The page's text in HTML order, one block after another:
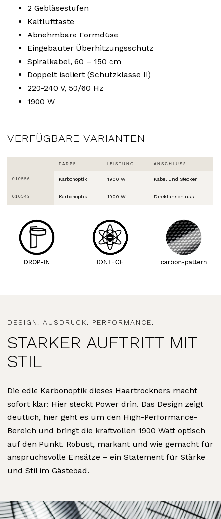
2 Gebläsestufen
Kaltlufttaste
Abnehmbare Formdüse
Eingebauter Überhitzungsschutz
Spiralkabel, 60 – 150 cm
Doppelt isoliert (Schutzklasse II)
220-240 V, 50/60 Hz
1900 W
VERFÜGBARE VARIANTEN
FARBE LEISTUNG ANSCHLUSS
010556 Karbonoptik 1900 W Kabel und Stecker
010543 Karbonoptik 1900 W Direktanschluss
DESIGN. AUSDRUCK. PERFORMANCE.
STARKER AUFTRITT MIT
STIL
Die edle Karbonoptik dieses Haartrockners macht
sofort klar: Hier steckt Power drin. Das Design zeigt
deutlich, hier geht es um den High-Performance-
Bereich und bringt die kraftvollen 1900 Watt optisch
auf den Punkt. Robust, markant und wie gemacht für
anspruchsvolle Einsätze – ein Statement für Stärke
und Stil im Gästebad.